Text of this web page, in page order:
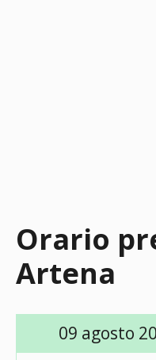
Orario
Artena
09 agosto